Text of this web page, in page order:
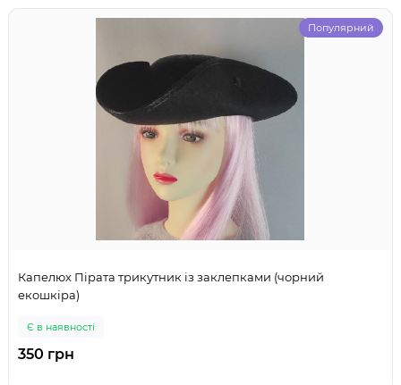
Популярний
Капелюх Пірата трикутник із заклепками (чорний
екошкіра)
Є в наявності
350 грн